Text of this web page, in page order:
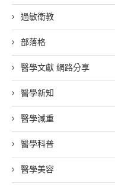
過敏衛教
部落格
醫學文獻 網路分享
醫學新知
醫學減重
醫學科普
醫學美容